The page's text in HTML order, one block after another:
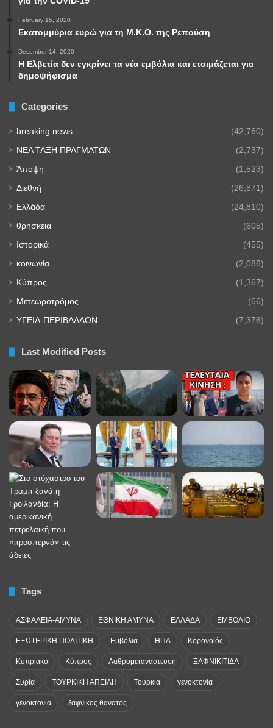
February 15, 2020
Εκατομμύρια ευρώ για τη Μ.Κ.Ο. της Ρεπούση
December 14, 2020
Η Ελβετία δεν εγκρίνει τα νέα εμβόλια και ετοιμάζεται για
δημοψήφισμα
Categories
breaking news (42,760)
NEA TAΞΗ ΠΡΑΓΜΑΤΩΝ (2,737)
Άποψη (1,523)
Διεθνή (26,871)
Ελλάδα (24,810)
θρησκεια (605)
Ιστορικά (455)
κοινωνία (2,086)
Κύπρος (1,367)
Μετεωροτρόμος (66)
ΥΓΕΙΑ-ΠΕΡΙΒΑΛΛΟΝ (7,376)
Last Modified Posts
Tags
ΑΣΦΑΛΕΙΑ-ΑΜΥΝΑ ΕΘΝΙΚΗ ΑΜΥΝΑ ΕΛΛΑΔΑ ΕΜΒΌΛΙΟ
ΕΞΩΤΕΡΙΚΗ ΠΟΛΙΤΙΚΗ Εμβόλια ΗΠΑ Κορονοϊός
Κυπριακό Κύπρος Λαθρομετανάστευση ΞΑΦΝΙΚΙΤΙΔΑ
Συρία ΤΟΥΡΚΙΚΗ ΑΠΕΙΛΗ Τουρκία γενοκτονία
γενοκτονια ξαφνικος θανατος